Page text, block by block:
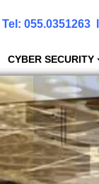
Tel: 055.0351263
CYBER SECURITY